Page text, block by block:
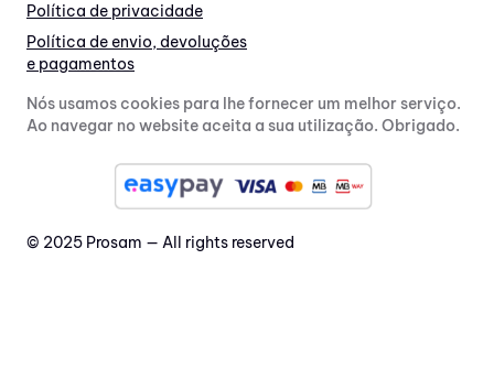
Política de privacidade
Política de envio, devoluções
e pagamentos
Nós usamos cookies para lhe fornecer um melhor serviço.
Ao navegar no website aceita a sua utilização. Obrigado.
© 2025 Prosam — All rights reserved